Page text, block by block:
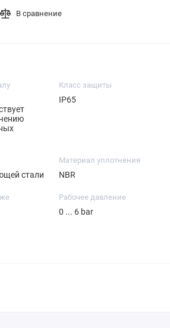
В сравнение
Класс защиты
IP65
стали
Материал уплотнения
NBR
Рабочее давление
0 ... 6 bar